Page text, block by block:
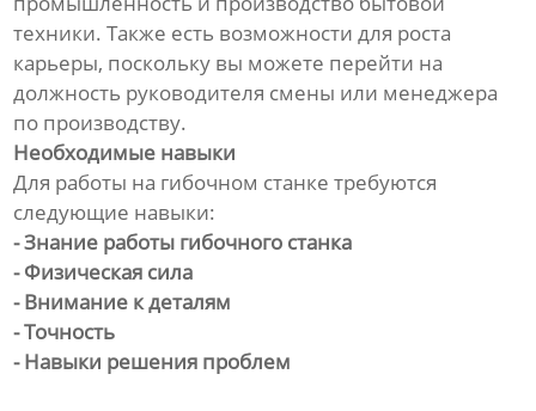
техники. Также есть возможности для роста
карьеры, поскольку вы можете перейти на
должность руководителя смены или менеджера
по производству.
Необходимые навыки
Для работы на гибочном станке требуются
следующие навыки:
- Знание работы гибочного станка
- Физическая сила
- Внимание к деталям
- Точность
- Навыки решения проблем